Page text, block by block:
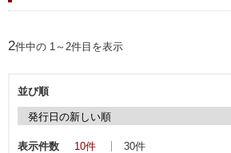
2件中の 1～2件目を表示
並び順
表示件数 10件 30件